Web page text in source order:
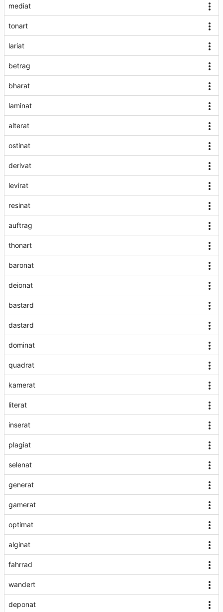
mediat
tonart
lariat
betrag
bharat
laminat
alterat
ostinat
derivat
levirat
resinat
auftrag
thonart
baronat
deionat
bastard
dastard
dominat
quadrat
kamerat
literat
inserat
plagiat
selenat
generat
gamerat
optimat
alginat
fahrrad
wandert
deponat